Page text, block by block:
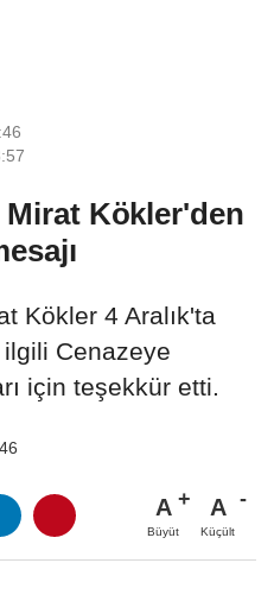
Mirat Kökler'den
Kökler 4 Aralık'ta
Cenazeye
için teşekkür etti.
A
Büyüt
A
Küçült